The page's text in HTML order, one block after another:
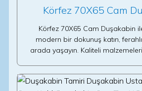
Körfez 70X65 Cam
Körfez 70X65 Cam Duşakabin
modern bir dokunuş katın,
arada yaşayın. Kaliteli